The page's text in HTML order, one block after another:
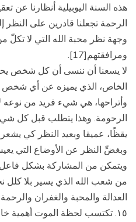
هذه السنة اليوبيلية أنظارنا عن
الرحمة تجعلنا قادرين على
وجهة نظر محبة الله التي لا
ومرافقتهم[17].
لا يسعنا أن ننسى أن كل شخص
الخاص، الذي يميزه عن أي شخص
وأتراحها، هي شيء فريد من نوعه
الرحومة. وهذا يتطلب قبل كل
يقظًا، عميقا وبعيد النظر كي
وبغضِّ النظر عن الأوضاع التي
ويتمكن من المشاركة بشكل
من شعب الله الذي يسير بلا كلل
العدالة والمحبة والغفران والرحمة.
١٥. تكتسب لحظة الموت أهمية